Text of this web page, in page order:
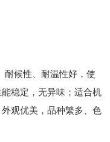
耐候性、耐温性好，使
稳定，无异味；适合机
观优美，品种繁多、色